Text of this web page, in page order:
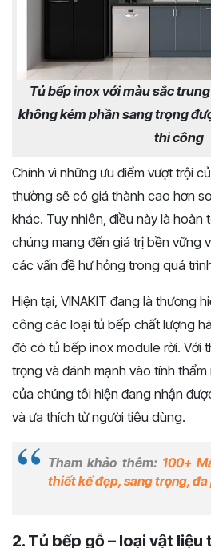
Tủ bếp inox với màu sắc
không kém phần sang trọng
thi công
Chính vì những ưu điểm vượt trội
thường sẽ có giá thành cao hơn
khác. Tuy nhiên, điều này là hoàn
chúng mang đến giá trị bền vững
các vấn đề hư hỏng trong quá
Hiện tại, VINAKIT đang là thương
công các loại tủ bếp chất lượng
đó có tủ bếp inox module rời. Với
trọng và đánh mạnh vào tính
của chúng tôi hiện đang nhận
và ưa thích từ người tiêu dùng.
Tham khảo thêm: 100+
thiết kế đẹp, sang trọng,
2. Tủ bếp gỗ – loại vật